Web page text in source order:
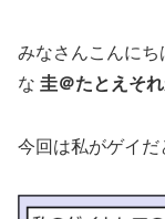
みなさんこんにち
な 圭＠たとえそ
今回は私がゲイだ